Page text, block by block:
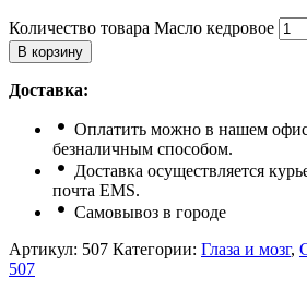
Количество товара Масло кедровое
В корзину
Доставка:
Оплатить можно в нашем
безналичным способом.
Доставка осуществляется
почта ЕМS.
Самовывоз в городе
Артикул: 507 Категории: Глаза и мозг,
507